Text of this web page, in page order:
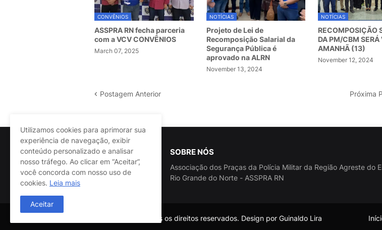
CONVÊNIOS
ASSPRA RN fecha parceria
com a VCV CONVÊNIOS
March 07, 2025
NOTÍCIAS
Projeto de Lei de
Recomposição Salarial da
Segurança Pública é
aprovado na ALRN
November 13, 2024
NOTÍCIAS
RECOMPOSIÇÃO
DA PM/CBM SERÁ
AMANHÃ (13)
November 12, 2024
Postagem Anterior Próxima
SOBRE NÓS
Associação dos Praças da Polícia Militar da Região Agreste do
Rio Grande do Norte - ASSPRA RN
@ASSPRA RN Todos os direitos reservados. Design por Guinaldo Lira
Utilizamos cookies para aprimorar sua
experiência de navegação, exibir
conteúdo personalizado e analisar
nosso tráfego. Ao clicar em “Aceitar”,
você concorda com nosso uso de
cookies. Leia mais
Aceitar